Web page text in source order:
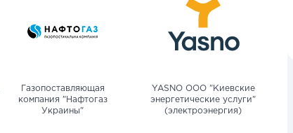
Газопоставляющая
компания "Нафтогаз
Украины"
YASNO OOO "Киевские
энергетические услуги"
(электроэнергия)